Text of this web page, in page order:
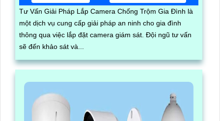
Tư Vấn Giải Pháp Lắp Camera Chống Trộm Gia Đình là
một dịch vụ cung cấp giải pháp an ninh cho gia đình
thông qua việc lắp đặt camera giám sát. Đội ngũ tư vấn
sẽ đến khảo sát và...